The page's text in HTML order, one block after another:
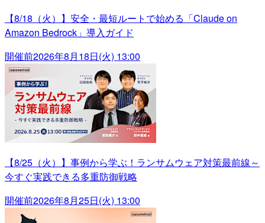
【8/18（火）】安全・最短ルートで始める「Claude on
Amazon Bedrock」導入ガイド
開催前2026年8月18日(火) 13:00
【8/25（火）】事例から学ぶ！ランサムウェア対策最前線～
今すぐ実践できる多重防御戦略
開催前2026年8月25日(火) 13:00